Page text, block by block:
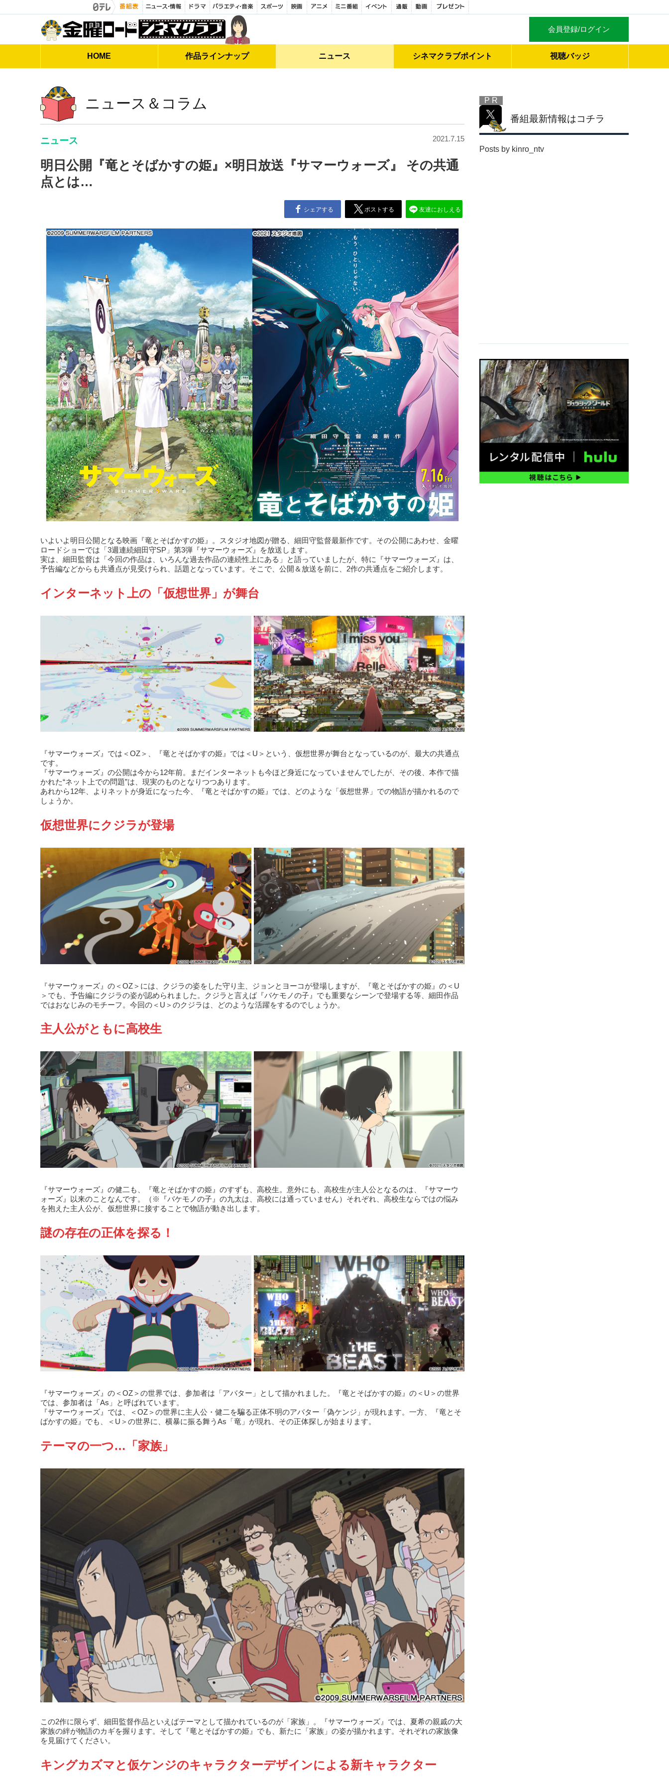
会員登録/ログイン
HOME 作品ラインナップ ニュース シネマクラブポイント 視聴バッジ
ニュース＆コラム
ニュース 2021.7.15
明日公開『竜とそばかすの姫』×明日放送『サマーウォーズ』 その共通
点とは…
シェアする ポストする 友達におしえる
いよいよ明日公開となる映画『竜とそばかすの姫』。スタジオ地図が贈る、細田守監督最新作です。その公開にあわせ、金曜
ロードショーでは「3週連続細田守SP」第3弾『サマーウォーズ』を放送します。
実は、細田監督は「今回の作品は、いろんな過去作品の連続性上にある」と語っていましたが、特に『サマーウォーズ』は、
予告編などからも共通点が見受けられ、話題となっています。そこで、公開＆放送を前に、2作の共通点をご紹介します。
インターネット上の「仮想世界」が舞台
『サマーウォーズ』では＜OZ＞、『竜とそばかすの姫』では＜U＞という、仮想世界が舞台となっているのが、最大の共通点
です。
『サマーウォーズ』の公開は今から12年前。まだインターネットも今ほど身近になっていませんでしたが、その後、本作で描
かれた“ネット上での問題”は、現実のものとなりつつあります。
あれから12年、よりネットが身近になった今、『竜とそばかすの姫』では、どのような「仮想世界」での物語が描かれるので
しょうか。
仮想世界にクジラが登場
『サマーウォーズ』の＜OZ＞には、クジラの姿をした守り主、ジョンとヨーコが登場しますが、『竜とそばかすの姫』の＜U
＞でも、予告編にクジラの姿が認められました。クジラと言えば『バケモノの子』でも重要なシーンで登場する等、細田作品
ではおなじみのモチーフ。今回の＜U＞のクジラは、どのような活躍をするのでしょうか。
主人公がともに高校生
『サマーウォーズ』の健二も、『竜とそばかすの姫』のすずも、高校生。意外にも、高校生が主人公となるのは、『サマーウ
ォーズ』以来のことなんです。（※『バケモノの子』の九太は、高校には通っていません）それぞれ、高校生ならではの悩み
を抱えた主人公が、仮想世界に接することで物語が動き出します。
謎の存在の正体を探る！
『サマーウォーズ』の＜OZ＞の世界では、参加者は「アバター」として描かれました。『竜とそばかすの姫』の＜U＞の世界
では、参加者は「As」と呼ばれています。
『サマーウォーズ』では、＜OZ＞の世界に主人公・健二を騙る正体不明のアバター「偽ケンジ」が現れます。一方、『竜とそ
ばかすの姫』でも、＜U＞の世界に、横暴に振る舞うAs「竜」が現れ、その正体探しが始まります。
テーマの一つ…「家族」
この2作に限らず、細田監督作品といえばテーマとして描かれているのが「家族」。『サマーウォーズ』では、夏希の親戚の大
家族の絆が物語のカギを握ります。そして『竜とそばかすの姫』でも、新たに「家族」の姿が描かれます。それぞれの家族像
を見届けてください。
キングカズマと仮ケンジのキャラクターデザインによる新キャラクター
P R
番組最新情報はコチラ
Posts by kinro_ntv